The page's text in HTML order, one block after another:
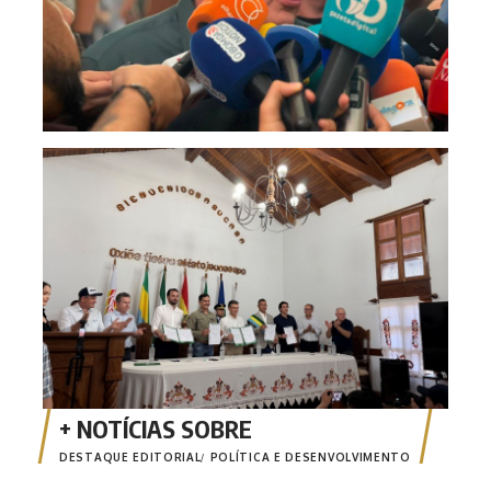
DESTAQUE EDITORIAL POLÍTICA E DESENVOLVIMENTO